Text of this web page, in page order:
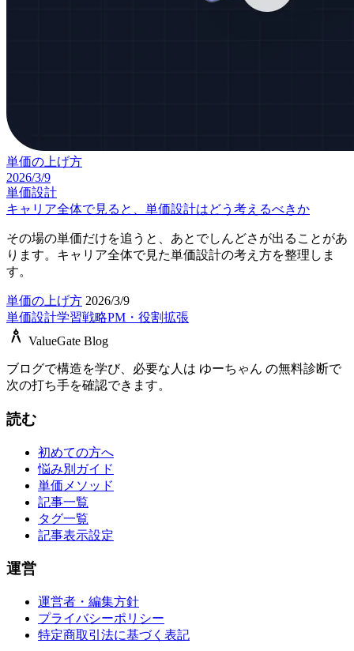
単価の上げ方
2026/3/9
単価設計
キャリア全体で見ると、単価設計はどう考えるべきか
その場の単価だけを追うと、あとでしんどさが出ることがあ
ります。キャリア全体で見た単価設計の考え方を整理しま
す。
単価の上げ方 2026/3/9
単価設計学習戦略PM・役割拡張
architecture ValueGate Blog
ブログで構造を学び、必要な人は ゆーちゃん の無料診断で
次の打ち手を確認できます。
読む
初めての方へ
悩み別ガイド
単価メソッド
記事一覧
タグ一覧
記事表示設定
運営
運営者・編集方針
プライバシーポリシー
特定商取引法に基づく表記